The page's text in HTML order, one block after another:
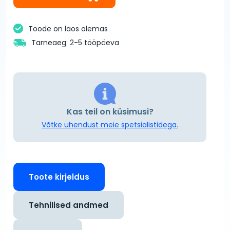
Toode on laos olemas
Tarneaeg: 2-5 tööpäeva
Kas teil on küsimusi?
Võtke ühendust meie spetsialistidega.
Toote kirjeldus
Tehnilised andmed